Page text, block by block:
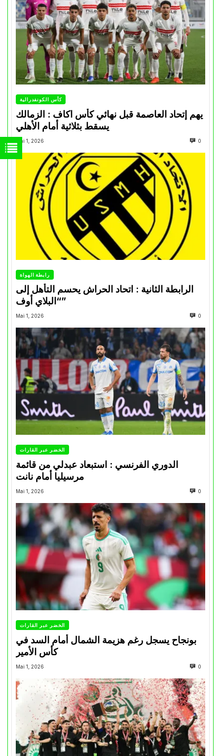
كأس الكونفدرالية
يهم إتحاد العاصمة قبل نهائي كأس اكاف : الزمالك
Mai 1, 2026 0
رابطة الهواة
الرابطة الثانية : اتحاد الحراش يحسم التأهل إلى
“البلاي أوف”
Mai 1, 2026 0
الخضر عبر القارات
الدوري الفرنسي : استبعاد عبدلي من قائمة
مرسيليا أمام نانت
Mai 1, 2026 0
الخضر عبر القارات
بونجاح يسجل رغم هزيمة الشمال أمام السد في
كأس الأمير
Mai 1, 2026 0